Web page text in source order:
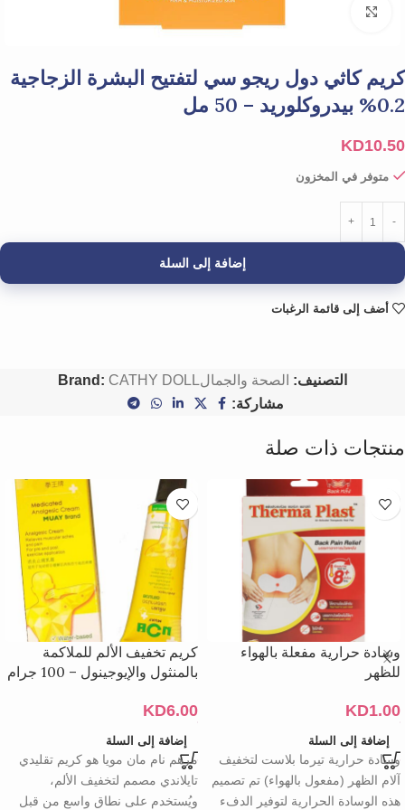
كريم كاثي دول ريجو سي لتفتيح البشرة الزجاجية
0.2% بيدروكلوريد – 50 مل
KD10.50
متوفر في المخزون
إضافة إلى السلة
أضف إلى قائمة الرغبات
التصنيف: الصحة والجمال Brand: CATHY DOLL
مشاركة:
منتجات ذات صلة
وسادة حرارية مفعلة بالهواء
للظهر
KD1.00
إضافة إلى السلة
وسادة حرارية تيرما بلاست لتخفيف
آلام الظهر (مفعول بالهواء) تم تصميم
هذه الوسادة الحرارية لتوفير الدفء
كريم تخفيف الألم للملاكمة
بالمنثول والإيوجينول – 100 جرام
KD6.00
إضافة إلى السلة
مرهم نام مان مويا هو كريم تقليدي
تايلاندي مصمم لتخفيف الألم،
ويُستخدم على نطاق واسع من قبل